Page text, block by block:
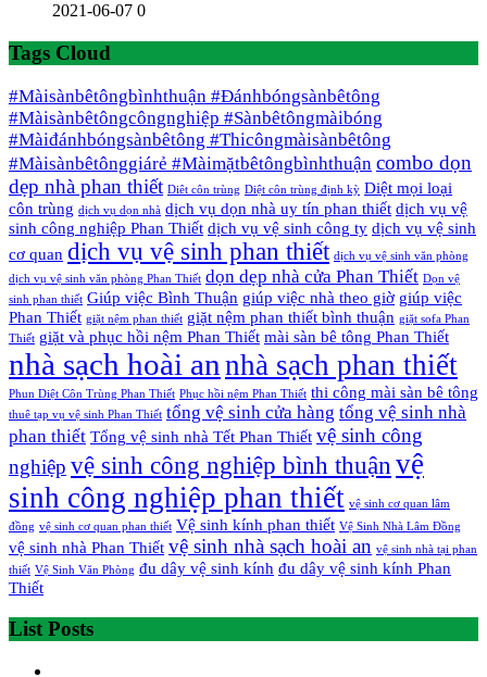
2021-06-07 0
Tags Cloud
#Màisànbêtôngbìnhthuận #Đánhbóngsànbêtông
#Màisànbêtôngcôngnghiệp #Sànbêtôngmàibóng
#Màiđánhbóngsànbêtông #Thicôngmàisànbêtông
#Màisànbêtônggiárẻ #Màimặtbêtôngbìnhthuận combo dọn
dẹp nhà phan thiết Diêt côn trùng Diệt côn trùng định kỳ Diệt mọi loại
côn trùng dịch vụ dọn nhà dịch vụ dọn nhà uy tín phan thiết dịch vụ vệ
sinh công nghiệp Phan Thiết dịch vụ vệ sinh công ty dịch vụ vệ sinh
cơ quan dịch vụ vệ sinh phan thiết dịch vụ vệ sinh văn phòng
dịch vụ vệ sinh văn phòng Phan Thiết dọn dẹp nhà cửa Phan Thiết Dọn vệ
sinh phan thiết Giúp việc Bình Thuận giúp việc nhà theo giờ giúp việc
Phan Thiết giặt nệm phan thiết giặt nệm phan thiết bình thuận giặt sofa Phan
Thiết giặt và phục hồi nệm Phan Thiết mài sàn bê tông Phan Thiết
nhà sạch hoài an nhà sạch phan thiết
Phun Diệt Côn Trùng Phan Thiết Phục hồi nệm Phan Thiết thi công mài sàn bê tông
thuê tạp vụ vệ sinh Phan Thiết tổng vệ sinh cửa hàng tổng vệ sinh nhà
phan thiết Tổng vệ sinh nhà Tết Phan Thiết vệ sinh công
nghiệp vệ sinh công nghiệp bình thuận vệ
sinh công nghiệp phan thiết vệ sinh cơ quan lâm
đồng vệ sinh cơ quan phan thiết Vệ sinh kính phan thiết Vệ Sinh Nhà Lâm Đồng
vệ sinh nhà Phan Thiết vệ sinh nhà sạch hoài an vệ sinh nhà tại phan
thiết Vệ Sinh Văn Phòng đu dây vệ sinh kính đu dây vệ sinh kính Phan
Thiết
List Posts